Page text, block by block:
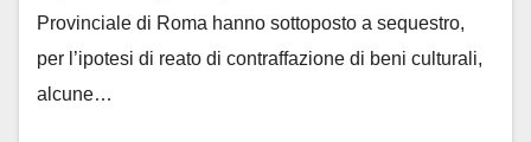
Provinciale di Roma hanno sottoposto a sequestro,
per l’ipotesi di reato di contraffazione di beni culturali,
alcune…